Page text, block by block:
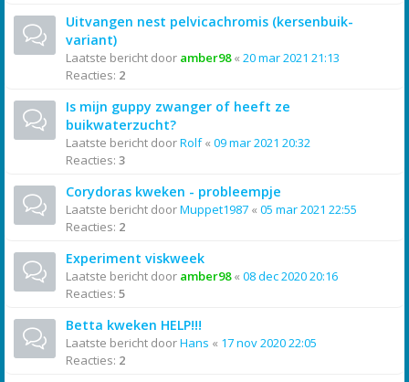
Uitvangen nest pelvicachromis (kersenbuik-
variant)
Laatste bericht door amber98« 20 mar 2021 21:13
Reacties: 2
Is mijn guppy zwanger of heeft ze
buikwaterzucht?
Laatste bericht doorRolf« 09 mar 2021 20:32
Reacties: 3
Corydoras kweken - probleempje
Laatste bericht doorMuppet1987 « 05 mar 2021 22:55
Reacties: 2
Experiment viskweek
Laatste bericht door amber98« 08 dec 2020 20:16
Reacties: 5
Betta kweken HELP!!!
Laatste bericht doorHans « 17 nov 2020 22:05
Reacties: 2